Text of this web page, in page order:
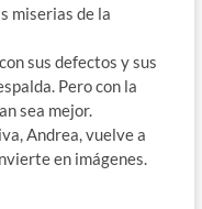
miserias de la
sus defectos y sus
Pero con la
sea mejor.
Andrea, vuelve a
en imágenes.